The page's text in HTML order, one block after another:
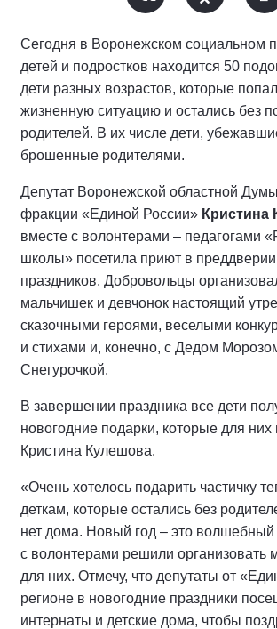
Сегодня в Воронежском социальном
детей и подростков находится 50
дети разных возрастов, которые
жизненную ситуацию и остались без
родителей. В их числе дети,
брошенные родителями.
Депутат Воронежской областной
фракции «Единой России» Кристина
вместе с волонтерами – педагогами
школы» посетила приют в
праздников. Добровольцы
мальчишек и девчонок настоящий
сказочными героями, веселыми
и стихами и, конечно, с Дедом
Снегурочкой.
В завершении праздника все дети
новогодние подарки, которые для них
Кристина Кулешова.
«Очень хотелось подарить частичку
деткам, которые остались без
нет дома. Новый год – это
с волонтерами решили организовать
для них. Отмечу, что депутаты от
регионе в новогодние праздники
интернаты и детские дома, чтобы